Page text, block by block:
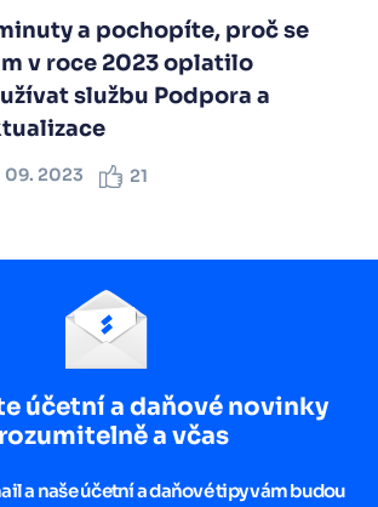
a pochopíte, proč se
v roce 2023 oplatilo
službu Podpora a
09. 2023 21
účetní a daňové novinky
a včas
a naše účetní a daňové tipy vám budou